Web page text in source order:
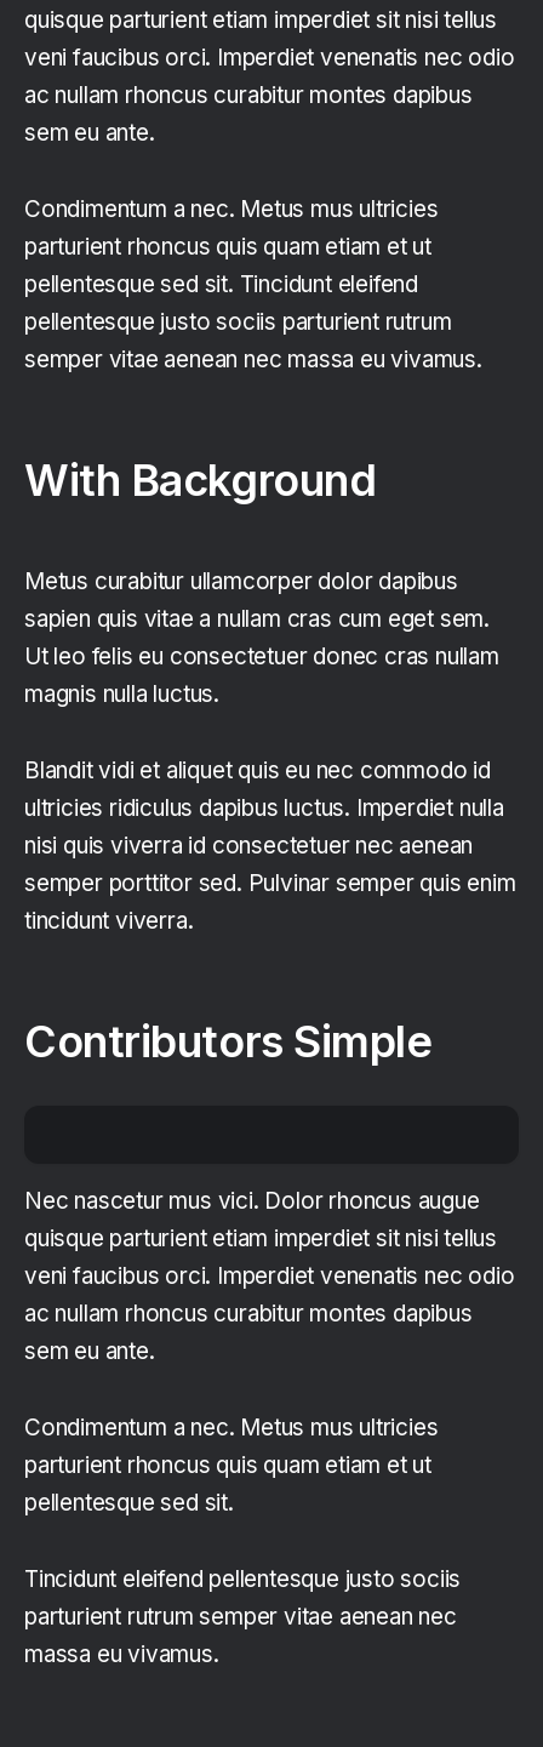
quisque parturient etiam imperdiet sit nisi tellus
veni faucibus orci. Imperdiet venenatis nec odio
ac nullam rhoncus curabitur montes dapibus
sem eu ante.
Condimentum a nec. Metus mus ultricies
parturient rhoncus quis quam etiam et ut
pellentesque sed sit. Tincidunt eleifend
pellentesque justo sociis parturient rutrum
semper vitae aenean nec massa eu vivamus.
With Background
Metus curabitur ullamcorper dolor dapibus
sapien quis vitae a nullam cras cum eget sem.
Ut leo felis eu consectetuer donec cras nullam
magnis nulla luctus.
Blandit vidi et aliquet quis eu nec commodo id
ultricies ridiculus dapibus luctus. Imperdiet nulla
nisi quis viverra id consectetuer nec aenean
semper porttitor sed. Pulvinar semper quis enim
tincidunt viverra.
Contributors Simple
Nec nascetur mus vici. Dolor rhoncus augue
quisque parturient etiam imperdiet sit nisi tellus
veni faucibus orci. Imperdiet venenatis nec odio
ac nullam rhoncus curabitur montes dapibus
sem eu ante.
Condimentum a nec. Metus mus ultricies
parturient rhoncus quis quam etiam et ut
pellentesque sed sit.
Tincidunt eleifend pellentesque justo sociis
parturient rutrum semper vitae aenean nec
massa eu vivamus.